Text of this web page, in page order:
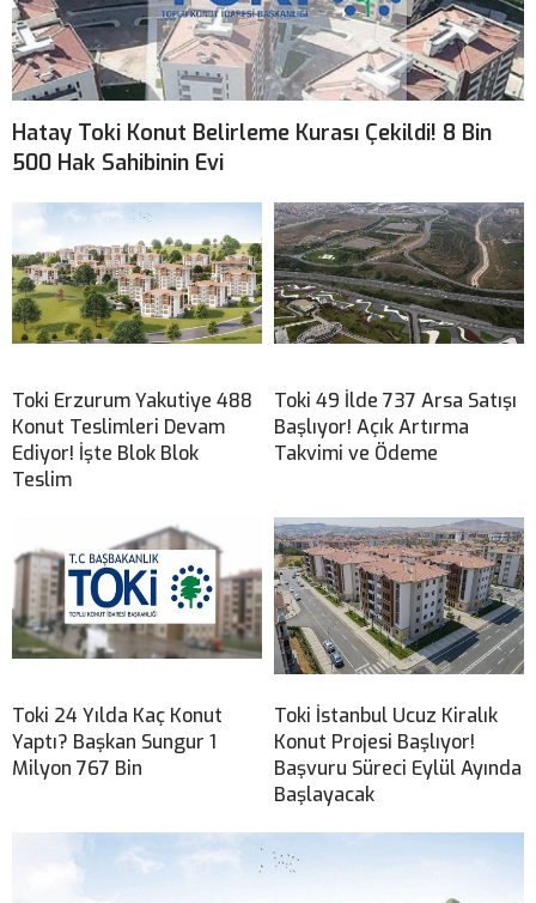
Hatay Toki Konut Belirleme Kurası Çekildi! 8 Bin
500 Hak Sahibinin Evi
Toki Erzurum Yakutiye 488
Konut Teslimleri Devam
Ediyor! İşte Blok Blok
Teslim
Toki 49 İlde 737 Arsa Satışı
Başlıyor! Açık Artırma
Takvimi ve Ödeme
Toki 24 Yılda Kaç Konut
Yaptı? Başkan Sungur 1
Milyon 767 Bin
Toki İstanbul Ucuz Kiralık
Konut Projesi Başlıyor!
Başvuru Süreci Eylül Ayında
Başlayacak